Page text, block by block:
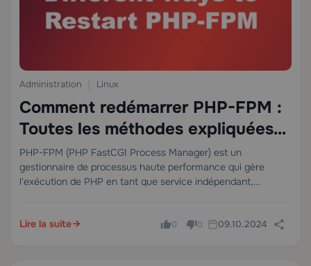
Administration Linux
Comment redémarrer PHP-FPM :
Toutes les méthodes expliquées
pour les administrateurs Linux
PHP-FPM (PHP FastCGI Process Manager) est un
gestionnaire de processus haute performance qui gère
l'exécution de PHP en tant que service indépendant,
`php-fpm.conf`, récupère…
Lire la suite 0 0 09.10.2024